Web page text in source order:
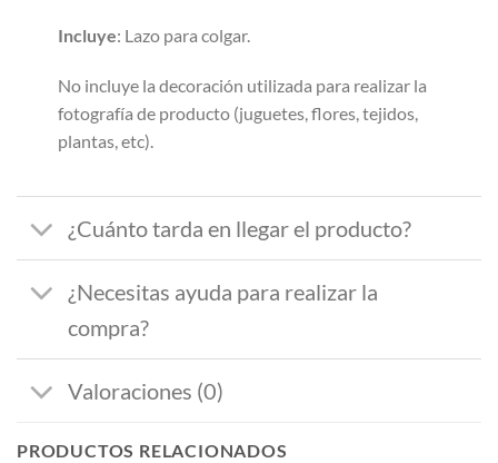
Incluye: Lazo para colgar.
No incluye la decoración utilizada para realizar la
fotografía de producto (juguetes, flores, tejidos,
plantas, etc).
¿Cuánto tarda en llegar el producto?
¿Necesitas ayuda para realizar la
compra?
Valoraciones (0)
PRODUCTOS RELACIONADOS